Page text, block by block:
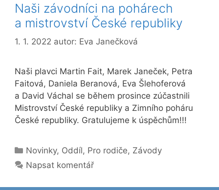
Naši závodníci na pohárech
a mistrovství České republiky
1. 1. 2022 autor: Eva Janečková
Naši plavci Martin Fait, Marek Janeček, Petra
Faitová, Daniela Beranová, Eva Šlehoferová
a David Váchal se během prosince zúčastnili
Mistrovství České republiky a Zimního poháru
České republiky. Gratulujeme k úspěchům!!!
Rubriky
Novinky, Oddíl, Pro rodiče, Závody
Napsat komentář